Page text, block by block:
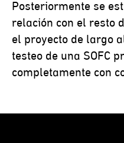
Posteriormente se
relación con el resto
el proyecto de largo
testeo de una SOFC
completamente con